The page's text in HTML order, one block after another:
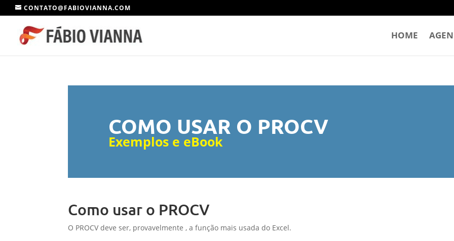
CONTATO@FABIOVIANNA.COM
HOME
COMO USAR O PROCV
Exemplos e eBook
Como usar o PROCV
O PROCV deve ser, provavelmente , a função mais usada do Excel.